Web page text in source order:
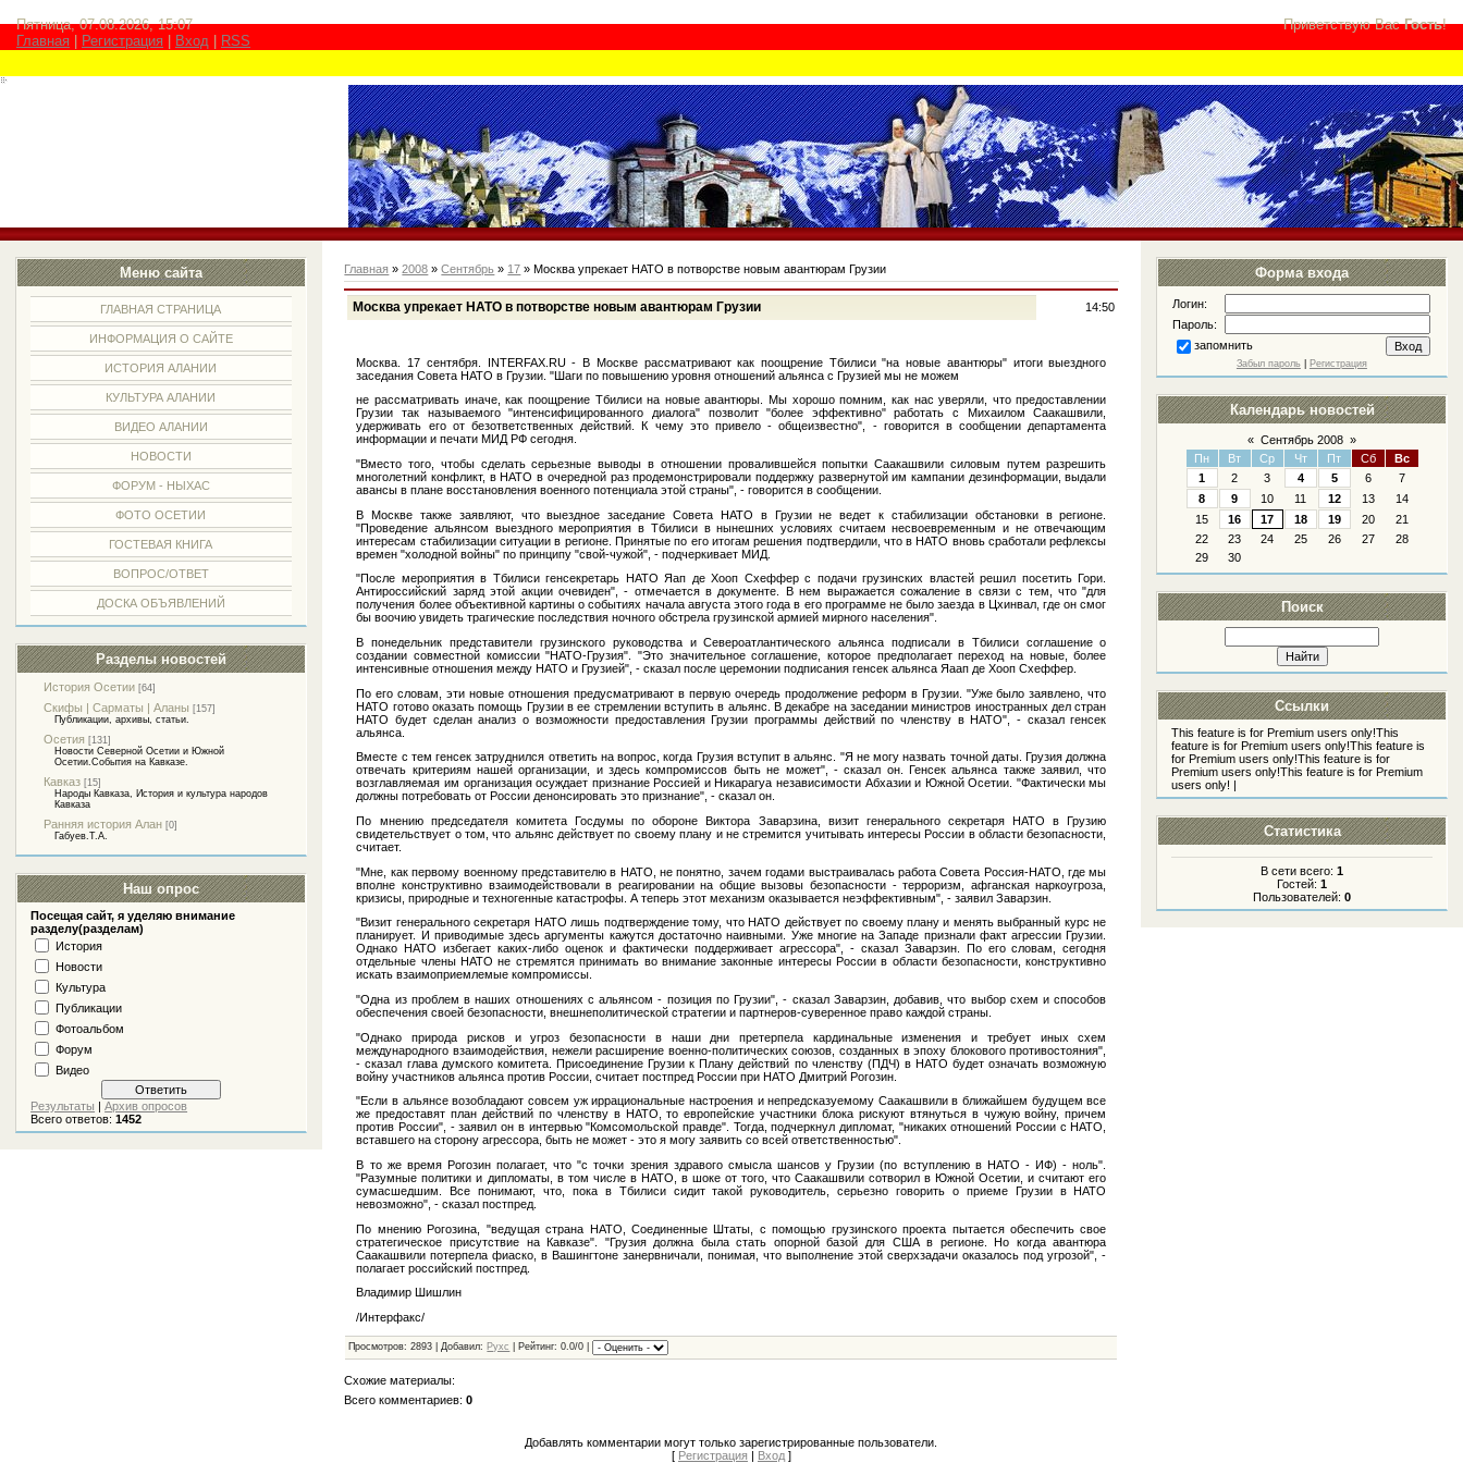
Приветствую ВасГость!
Пятница, 07.08.2026, 15:07
Главная
Регистрация Вход RSS
Меню сайта
ГЛАВНАЯ СТРАНИЦА
ИНФОРМАЦИЯ О САЙТЕ
ИСТОРИЯ АЛАНИИ
КУЛЬТУРА АЛАНИИ
ВИДЕО АЛАНИИ
НОВОСТИ
ФОРУМ - НЫХАС
ФОТО ОСЕТИИ
ГОСТЕВАЯ КНИГА
ВОПРОС/ОТВЕТ
ДОСКА ОБЪЯВЛЕНИЙ
Разделы новостей
История Осетии [64]
Скифы | Сарматы | Аланы [157]
Публикации, архивы, статьи.
Осетия [131]
Новости Северной Осетии и Южной
Осетии.События на Кавказе.
Кавказ [15]
Народы Кавказа, История и культура народов
Кавказа
Ранняя история Алан [0]
Габуев.Т.А.
Наш опрос
Посещая сайт, я уделяю внимание
разделу(разделам)
История
Новости
Культура
Публикации
Фотоальбом
Форум
Видео
Результаты |Архив опросов
Всего ответов:1452
Форма входа
Логин:
Пароль:
запомнить
Забыл пароль| Регистрация
Календарь новостей
« Сентябрь 2008 »
Пн
Вт Ср Чт Пт Сб
Вс
1
2 3 4 5 6
7
8
9 10 11 12 13
14
15
16 17 18 19 20
21
22
23 24 25 26 27
28
29
30
Поиск
Ссылки
This feature is for Premium users only!This
feature is for Premium users only!This feature is
for Premium users only!This feature is for
Premium users only!This feature is for Premium
users only! |
Статистика
В сети всего:1
Гостей:1
Пользователей:0
Главная »2008 » Сентябрь » 17 » Москва упрекает НАТО в потворстве новым авантюрам Грузии
Москва упрекает НАТО в потворстве новым авантюрам Грузии 14:50
Москва. 17 сентября. INTERFAX.RU - В Москве рассматривают как поощрение Тбилиси "на новые авантюры" итоги выездного
заседания Совета НАТО в Грузии. "Шаги по повышению уровня отношений альянса с Грузией мы не можем
не рассматривать иначе, как поощрение Тбилиси на новые авантюры. Мы хорошо помним, как нас уверяли, что предоставлении
Грузии так называемого "интенсифицированного диалога" позволит "более эффективно" работать с Михаилом Саакашвили,
удерживать его от безответственных действий. К чему это привело - общеизвестно", - говорится в сообщении департамента
информации и печати МИД РФ сегодня.
"Вместо того, чтобы сделать серьезные выводы в отношении провалившейся попытки Саакашвили силовым путем разрешить
многолетний конфликт, в НАТО в очередной раз продемонстрировали поддержку развернутой им кампании дезинформации, выдали
авансы в плане восстановления военного потенциала этой страны", - говорится в сообщении.
В Москве также заявляют, что выездное заседание Совета НАТО в Грузии не ведет к стабилизации обстановки в регионе.
"Проведение альянсом выездного мероприятия в Тбилиси в нынешних условиях считаем несвоевременным и не отвечающим
интересам стабилизации ситуации в регионе. Принятые по его итогам решения подтвердили, что в НАТО вновь сработали рефлексы
времен "холодной войны" по принципу "свой-чужой", - подчеркивает МИД.
"После мероприятия в Тбилиси генсекретарь НАТО Яап де Хооп Схеффер с подачи грузинских властей решил посетить Гори.
Антироссийский заряд этой акции очевиден", - отмечается в документе. В нем выражается сожаление в связи с тем, что "для
получения более объективной картины о событиях начала августа этого года в его программе не было заезда в Цхинвал, где он смог
бы воочию увидеть трагические последствия ночного обстрела грузинской армией мирного населения".
В понедельник представители грузинского руководства и Североатлантического альянса подписали в Тбилиси соглашение о
создании совместной комиссии "НАТО-Грузия". "Это значительное соглашение, которое предполагает переход на новые, более
интенсивные отношения между НАТО и Грузией", - сказал после церемонии подписания генсек альянса Яаап де Хооп Схеффер.
По его словам, эти новые отношения предусматривают в первую очередь продолжение реформ в Грузии. "Уже было заявлено, что
НАТО готово оказать помощь Грузии в ее стремлении вступить в альянс. В декабре на заседании министров иностранных дел стран
НАТО будет сделан анализ о возможности предоставления Грузии программы действий по членству в НАТО", - сказал генсек
альянса.
Вместе с тем генсек затруднился ответить на вопрос, когда Грузия вступит в альянс. "Я не могу назвать точной даты. Грузия должна
отвечать критериям нашей организации, и здесь компромиссов быть не может", - сказал он. Генсек альянса также заявил, что
возглавляемая им организация осуждает признание Россией и Никарагуа независимости Абхазии и Южной Осетии. "Фактически мы
должны потребовать от России денонсировать это признание", - сказал он.
По мнению председателя комитета Госдумы по обороне Виктора Заварзина, визит генерального секретаря НАТО в Грузию
свидетельствует о том, что альянс действует по своему плану и не стремится учитывать интересы России в области безопасности,
считает.
"Мне, как первому военному представителю в НАТО, не понятно, зачем годами выстраивалась работа Совета Россия-НАТО, где мы
вполне конструктивно взаимодействовали в реагировании на общие вызовы безопасности - терроризм, афганская наркоугроза,
кризисы, природные и техногенные катастрофы. А теперь этот механизм оказывается неэффективным", - заявил Заварзин.
"Визит генерального секретаря НАТО лишь подтверждение тому, что НАТО действует по своему плану и менять выбранный курс не
планирует. И приводимые здесь аргументы кажутся достаточно наивными. Уже многие на Западе признали факт агрессии Грузии.
Однако НАТО избегает каких-либо оценок и фактически поддерживает агрессора", - сказал Заварзин. По его словам, сегодня
отдельные члены НАТО не стремятся принимать во внимание законные интересы России в области безопасности, конструктивно
искать взаимоприемлемые компромиссы.
"Одна из проблем в наших отношениях с альянсом - позиция по Грузии", - сказал Заварзин, добавив, что выбор схем и способов
обеспечения своей безопасности, внешнеполитической стратегии и партнеров-суверенное право каждой страны.
"Однако природа рисков и угроз безопасности в наши дни претерпела кардинальные изменения и требует иных схем
международного взаимодействия, нежели расширение военно-политических союзов, созданных в эпоху блокового противостояния",
- сказал глава думского комитета. Присоединение Грузии к Плану действий по членству (ПДЧ) в НАТО будет означать возможную
войну участников альянса против России, считает постпред России при НАТО Дмитрий Рогозин.
"Если в альянсе возобладают совсем уж иррациональные настроения и непредсказуемому Саакашвили в ближайшем будущем все
же предоставят план действий по членству в НАТО, то европейские участники блока рискуют втянуться в чужую войну, причем
против России", - заявил он в интервью "Комсомольской правде". Тогда, подчеркнул дипломат, "никаких отношений России с НАТО,
вставшего на сторону агрессора, быть не может - это я могу заявить со всей ответственностью".
В то же время Рогозин полагает, что "с точки зрения здравого смысла шансов у Грузии (по вступлению в НАТО - ИФ) - ноль".
"Разумные политики и дипломаты, в том числе в НАТО, в шоке от того, что Саакашвили сотворил в Южной Осетии, и считают его
сумасшедшим. Все понимают, что, пока в Тбилиси сидит такой руководитель, серьезно говорить о приеме Грузии в НАТО
невозможно", - сказал постпред.
По мнению Рогозина, "ведущая страна НАТО, Соединенные Штаты, с помощью грузинского проекта пытается обеспечить свое
стратегическое присутствие на Кавказе". "Грузия должна была стать опорной базой для США в регионе. Но когда авантюра
Саакашвили потерпела фиаско, в Вашингтоне занервничали, понимая, что выполнение этой сверхзадачи оказалось под угрозой", -
полагает российский постпред.
Владимир Шишлин
/Интерфакс/
Просмотров: 2893 | Добавил: Рухс | Рейтинг: 0.0/0 |
Схожие материалы:
Всего комментариев:0
Добавлять комментарии могут только зарегистрированные пользователи.
[ Регистрация | Вход]